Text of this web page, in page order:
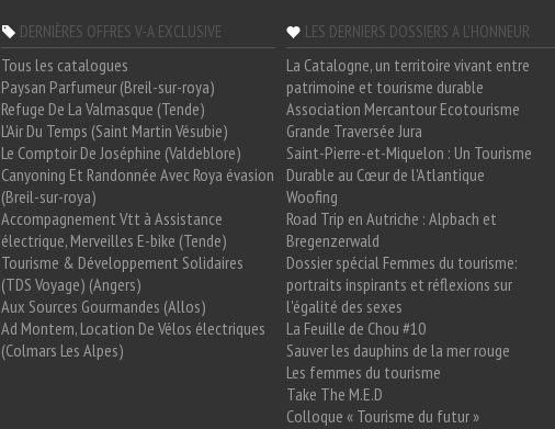
DERNIÈRES OFFRES V-A EXCLUSIVE
Tous les catalogues
Paysan Parfumeur (Breil-sur-roya)
Refuge De La Valmasque (Tende)
L'Air Du Temps (Saint Martin Vésubie)
Le Comptoir De Joséphine (Valdeblore)
Canyoning Et Randonnée Avec Roya évasion
(Breil-sur-roya)
Accompagnement Vtt à Assistance
électrique, Merveilles E-bike (Tende)
Tourisme & Développement Solidaires
(TDS Voyage) (Angers)
Aux Sources Gourmandes (Allos)
Ad Montem, Location De Vélos électriques
(Colmars Les Alpes)
LES DERNIERS DOSSIERS A L'HONNEUR
La Catalogne, un territoire vivant entre
patrimoine et tourisme durable
Association Mercantour Ecotourisme
Grande Traversée Jura
Saint-Pierre-et-Miquelon : Un Tourisme
Durable au Cœur de l'Atlantique
Woofing
Road Trip en Autriche : Alpbach et
Bregenzerwald
Dossier spécial Femmes du tourisme:
portraits inspirants et réflexions sur
l'égalité des sexes
La Feuille de Chou #10
Sauver les dauphins de la mer rouge
Les femmes du tourisme
Take The M.E.D
Colloque « Tourisme du futur »